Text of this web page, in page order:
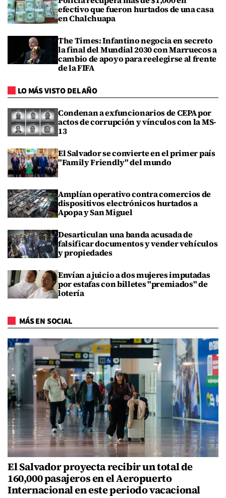
efectivo que fueron hurtados de una casa
en Chalchuapa
The Times: Infantino negocia en secreto
la final del Mundial 2030 con Marruecos a
cambio de apoyo para reelegirse al frente
de la FIFA
LO MÁS VISTO DEL AÑO
Condenan a exfuncionarios de CEPA por
actos de corrupción y vínculos con la MS-
13
El Salvador se convierte en el primer país
"Family Friendly" del mundo
Amplían operativo contra comercios de
dispositivos electrónicos hurtados a
Apopa y San Miguel
Desarticulan una banda acusada de
falsificar documentos y vender vehículos
y propiedades
Envían a juicio a dos mujeres imputadas
por estafas con billetes "premiados" de
lotería
MÁS EN SOCIAL
El Salvador proyecta recibir un total de
160,000 pasajeros en el Aeropuerto
Internacional en este periodo vacacional